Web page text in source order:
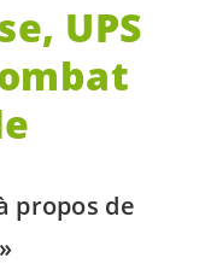
UPS
propos de